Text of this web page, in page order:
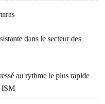
dans le secteur des
au rythme le plus rapide
ISM